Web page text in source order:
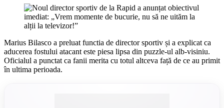
Marius Bilasco a preluat functia de director sportiv și a explicat ca
aducerea fostului atacant este piesa lipsa din puzzle-ul alb-visiniu.
Oficialul a punctat ca fanii merita cu totul altceva față de ce au primit
în ultima perioada.